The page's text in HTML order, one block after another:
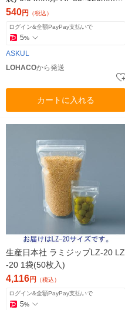
ット印刷 1袋（200枚入） オリ
ジナル
540円 （税込）
ログイン&全額PayPay支払いで
5%
ASKUL
LOHACOから発送
カートに入れる
生産日本社 ラミジップLZ-20 LZ
-20 1袋(50枚入)
4,116円 （税込）
ログイン&全額PayPay支払いで
5%